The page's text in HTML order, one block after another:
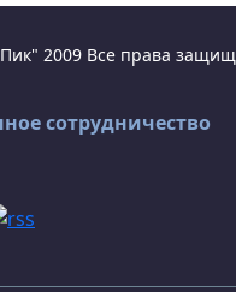
2009 Все права
сотрудничество